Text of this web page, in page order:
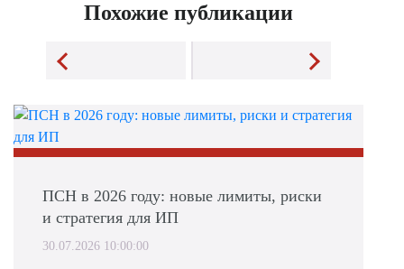
Похожие публикации
ПСН в 2026 году: новые лимиты, риски
и стратегия для ИП
30.07.2026 10:00:00